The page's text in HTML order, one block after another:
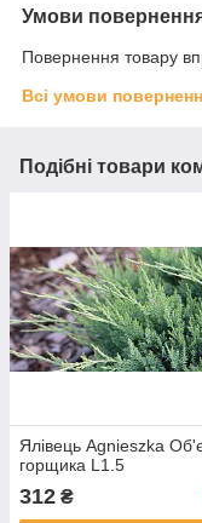
Умови
Повернення товару
Всі умови
Подібні товари
Ялівець Agnieszka
горщика L1.5
312 ₴